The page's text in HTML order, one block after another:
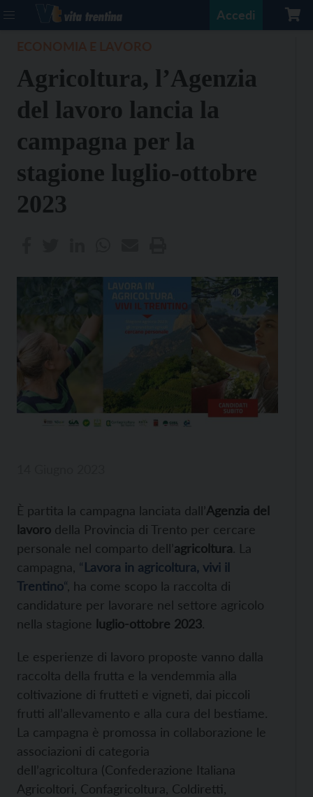
Accedi
Agricoltura, l’Agenzia
del lavoro lancia la
campagna per la
stagione luglio-ottobre
2023
È partita la campagna lanciata dall’Agenzia del
lavoro della Provincia di Trento per cercare
personale nel comparto dell’agricoltura. La
campagna, “Lavora in agricoltura, vivi il
Trentino“ , ha come scopo la raccolta di
candidature per lavorare nel settore agricolo
nella stagione luglio-ottobre 2023.
Le esperienze di lavoro proposte vanno dalla
raccolta della frutta e la vendemmia alla
coltivazione di frutteti e vigneti, dai piccoli
frutti all’allevamento e alla cura del bestiame.
La campagna è promossa in collaborazione le
associazioni di categoria
dell’agricoltura (Confederazione Italiana
Agricoltori, Confagricoltura, Coldiretti,